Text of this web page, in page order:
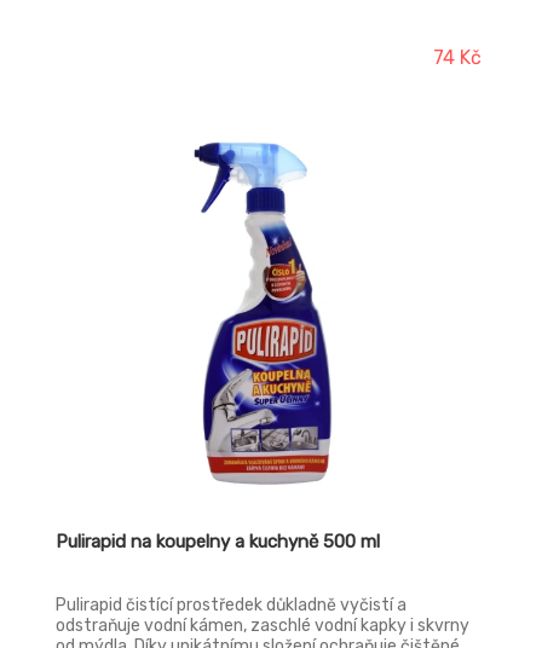
74 Kč
Pulirapid na koupelny a kuchyně 500 ml
Pulirapid čistící prostředek důkladně vyčistí a
odstraňuje vodní kámen, zaschlé vodní kapky i skvrny